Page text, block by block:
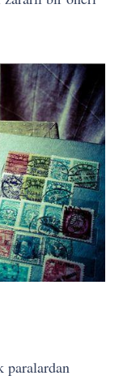
paralardan